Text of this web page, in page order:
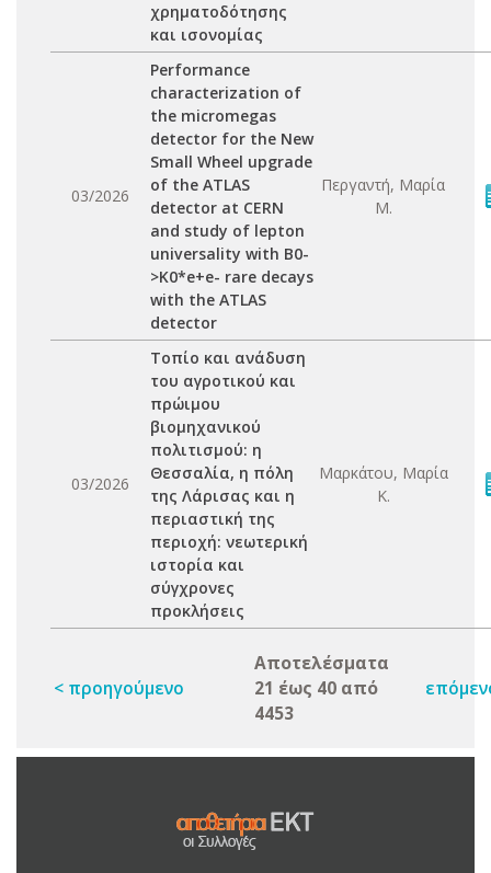
χρηματοδότησης
και ισονομίας
03/2026
Performance
characterization of
the micromegas
detector for the New
Small Wheel upgrade
of the ATLAS
detector at CERN
and study of lepton
universality with B0-
>K0*e+e- rare decays
with the ATLAS
detector
Περγαντή, Μαρία
Μ.
03/2026
Τοπίο και ανάδυση
του αγροτικού και
πρώιμου
βιομηχανικού
πολιτισμού: η
Θεσσαλία, η πόλη
της Λάρισας και η
περιαστική της
περιοχή: νεωτερική
ιστορία και
σύγχρονες
προκλήσεις
Μαρκάτου, Μαρία
Κ.
< προηγούμενο
Αποτελέσματα
21 έως 40 από
4453